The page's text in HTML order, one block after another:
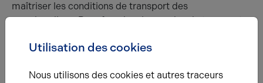
maîtriser les conditions de transport des
marchandises. Pour favoriser les modes de transport
mutualisation voient le jour.
Utilisation des cookies
Nous utilisons des cookies et autres traceurs